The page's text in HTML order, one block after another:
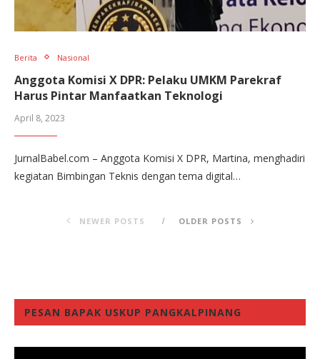
Berita Nasional
Anggota Komisi X DPR: Pelaku UMKM Parekraf
Harus Pintar Manfaatkan Teknologi
April 8, 2023
JurnalBabel.com – Anggota Komisi X DPR, Martina, menghadiri
kegiatan Bimbingan Teknis dengan tema digital…
NEWER POSTS OLDER POSTS
PESAN BAPAK USKUP PANGKALPINANG